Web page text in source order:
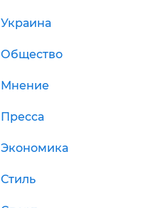
Украина
Общество
Мнение
Пресса
Экономика
Стиль